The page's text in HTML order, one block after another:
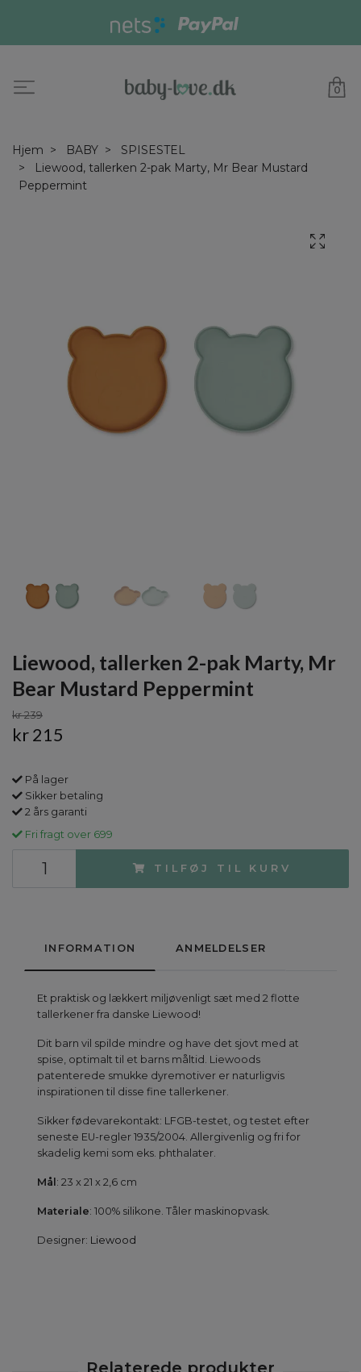
0
Hjem BABY
SPISESTEL
Liewood, tallerken 2-pak Marty, Mr Bear Mustard
Peppermint
Liewood, tallerken 2-pak Marty, Mr
Bear Mustard Peppermint
kr 239
kr 215
På lager
Sikker betaling
2 års garanti
Fri fragt over 699
TILFØJ TIL KURV
INFORMATION ANMELDELSER
Et praktisk og lækkert miljøvenligt sæt med 2 flotte
tallerkener fra danske Liewood!
Dit barn vil spilde mindre og have det sjovt med at
spise, optimalt til et barns måltid. Liewoods
patenterede smukke dyremotiver er naturligvis
inspirationen til disse fine tallerkener.
Sikker fødevarekontakt: LFGB-testet, og testet efter
seneste EU-regler 1935/2004. Allergivenlig og fri for
skadelig kemi som eks. phthalater.
Mål : 23 x 21 x 2,6 cm
Materiale: 100% silikone. Tåler maskinopvask.
Designer: Liewood